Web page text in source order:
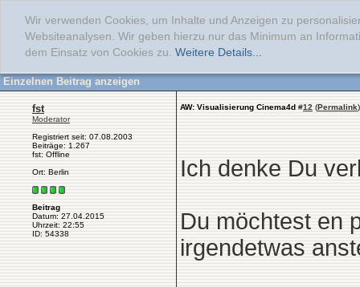
Wir verwenden Cookies, um Inhalte und Anzeigen zu
Websiteanalysen. Wir geben hierzu nur das Minimum an
dem Einsatz von Cookies zu. Weitere Details...
Einzelnen Beitrag anzeigen
fst
Moderator
Registriert seit: 07.08.2003
Beiträge: 1.267
fst: Offline
Ort: Berlin
Beitrag
Datum: 27.04.2015
Uhrzeit: 22:55
ID: 54338
AW: Visualisierung Cinema4d #12 (Permalink)
Ich denke Du
Du möchtest en
irgendetwas